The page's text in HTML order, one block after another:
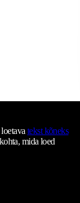
tekst kõneks
mida loed